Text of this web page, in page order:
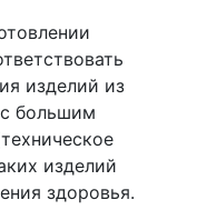
изделий из
большим
изделий
здоровья.